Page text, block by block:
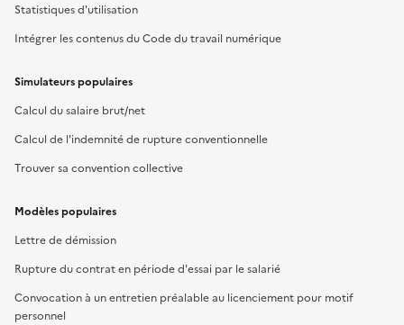
Statistiques d'utilisation
Intégrer les contenus du Code du travail numérique
Simulateurs populaires
Calcul du salaire brut/net
Calcul de l'indemnité de rupture conventionnelle
Trouver sa convention collective
Modèles populaires
Lettre de démission
Rupture du contrat en période d'essai par le salarié
Convocation à un entretien préalable au licenciement pour motif
personnel